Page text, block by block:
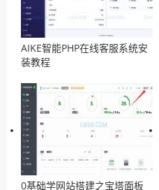
AIKE智能PHP在线客服系统安
装教程
0基础学网站搭建之宝塔面板